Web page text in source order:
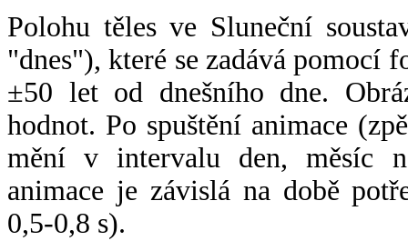
Polohu těles ve Sluneční
"dnes"), které se zadává pomocí
±50 let od dnešního dne.
hodnot. Po spuštění animace
mění v intervalu den, měsíc
animace je závislá na době
0,5-0,8 s).